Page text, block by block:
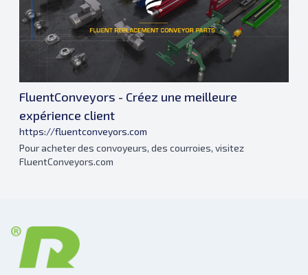
FluentConveyors - Créez une meilleure
expérience client
https://fluentconveyors.com
Pour acheter des convoyeurs, des courroies, visitez
FluentConveyors.com